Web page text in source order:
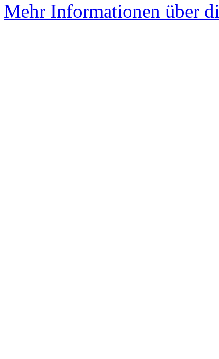
Mehr Informationen über